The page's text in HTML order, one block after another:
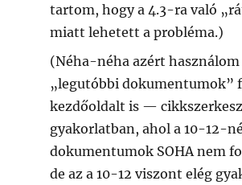
tartom, hogy a 4.3-ra való
miatt lehetett a probléma.)
(Néha-néha azért
„legutóbbi dokumentumok”
kezdőoldalt is —
gyakorlatban, ahol a 10-12-
dokumentumok SOHA nem
de az a 10-12 viszont elég